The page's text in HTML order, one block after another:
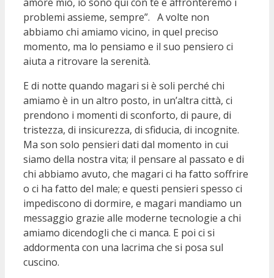
problemi assieme, sempre”. A volte non
abbiamo chi amiamo vicino, in quel preciso
momento, ma lo pensiamo e il suo pensiero ci
aiuta a ritrovare la serenità.
E di notte quando magari si è soli perché chi
amiamo è in un altro posto, in un’altra città, ci
prendono i momenti di sconforto, di paure, di
tristezza, di insicurezza, di sfiducia, di incognite.
Ma son solo pensieri dati dal momento in cui
siamo della nostra vita; il pensare al passato e di
chi abbiamo avuto, che magari ci ha fatto soffrire
o ci ha fatto del male; e questi pensieri spesso ci
impediscono di dormire, e magari mandiamo un
messaggio grazie alle moderne tecnologie a chi
amiamo dicendogli che ci manca. E poi ci si
addormenta con una lacrima che si posa sul
cuscino.